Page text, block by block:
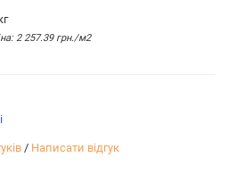
2 257.39 грн./м2
/ Написати відгук